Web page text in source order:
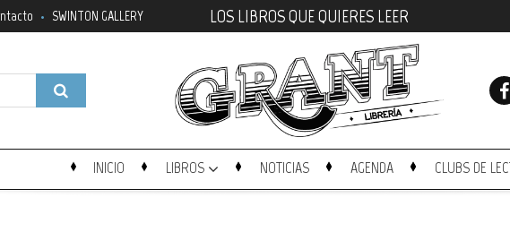
SWINTON GALLERY LOS LIBROS QUE QUIERES LEER
INICIO LIBROS NOTICIAS AGENDA CLUBS DE